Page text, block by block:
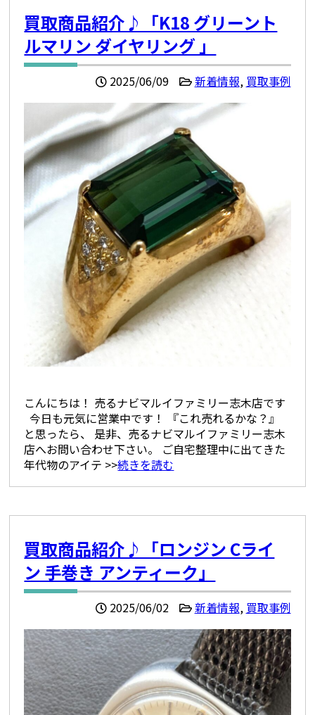
買取商品紹介♪「K18 グリーント
ルマリン ダイヤリング 」
2025/06/09 新着情報, 買取事例
こんにちは！ 売るナビマルイファミリー志木店です
今日も元気に営業中です！ 『これ売れるかな？』
と思ったら、 是非、売るナビマルイファミリー志木
店へお問い合わせ下さい。 ご自宅整理中に出てきた
年代物のアイテ >>続きを読む
買取商品紹介♪「ロンジン Cライ
ン 手巻き アンティーク」
2025/06/02 新着情報, 買取事例